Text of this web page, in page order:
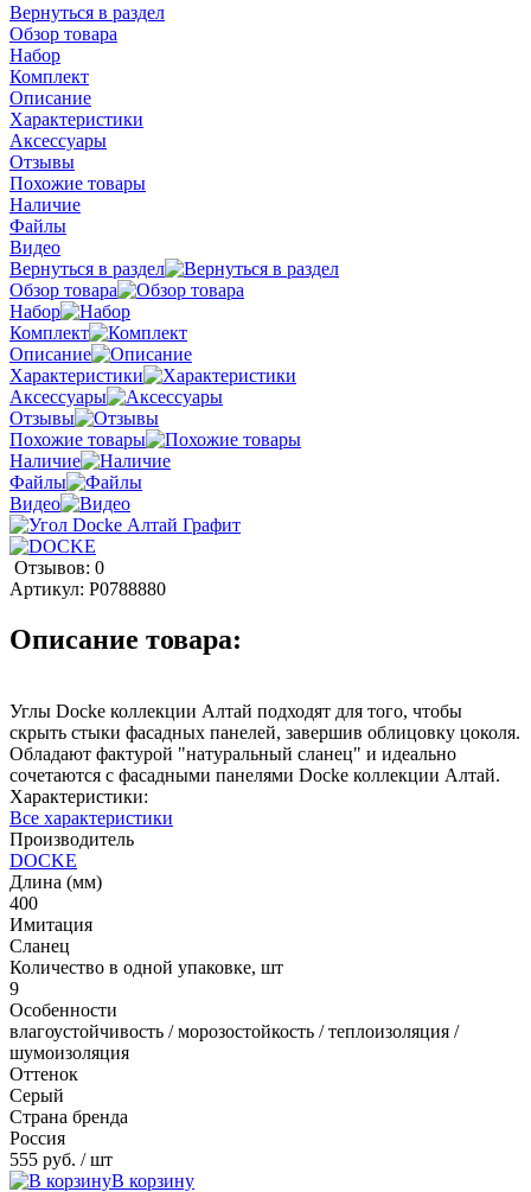
Вернуться в раздел
Обзор товара
Набор
Комплект
Описание
Характеристики
Аксессуары
Отзывы
Похожие товары
Наличие
Файлы
Видео
Вернуться в раздел
Обзор товара
Набор
Комплект
Описание
Характеристики
Аксессуары
Отзывы
Похожие товары
Наличие
Файлы
Видео
Отзывов: 0
Артикул: P0788880
Описание товара:
Углы Docke коллекции Алтай подходят для того, чтобы
скрыть стыки фасадных панелей, завершив облицовку цоколя.
Обладают фактурой "натуральный сланец" и идеально
сочетаются с фасадными панелями Docke коллекции Алтай.
Характеристики:
Все характеристики
Производитель
DOCKE
Длина (мм)
400
Имитация
Сланец
Количество в одной упаковке, шт
9
Особенности
влагоустойчивость / морозостойкость / теплоизоляция /
шумоизоляция
Оттенок
Серый
Страна бренда
Россия
555 руб. / шт
В корзину